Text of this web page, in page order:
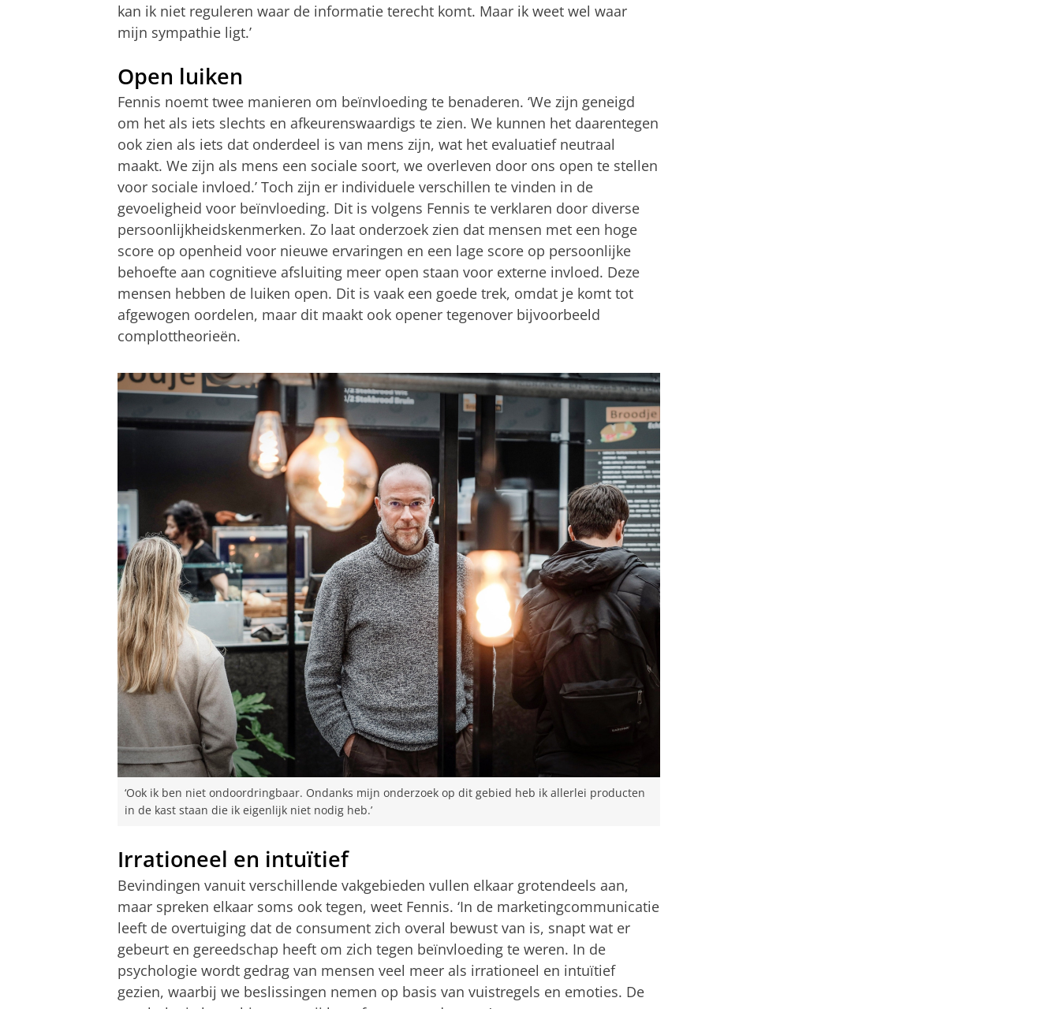
kan ik niet reguleren waar de informatie terecht komt. Maar ik weet wel waar
mijn sympathie ligt.’
Open luiken
Fennis noemt twee manieren om beïnvloeding te benaderen. ‘We zijn geneigd
om het als iets slechts en afkeurenswaardigs te zien. We kunnen het daarentegen
ook zien als iets dat onderdeel is van mens zijn, wat het evaluatief neutraal
maakt. We zijn als mens een sociale soort, we overleven door ons open te stellen
voor sociale invloed.’ Toch zijn er individuele verschillen te vinden in de
gevoeligheid voor beïnvloeding. Dit is volgens Fennis te verklaren door diverse
persoonlijkheidskenmerken. Zo laat onderzoek zien dat mensen met een hoge
score op openheid voor nieuwe ervaringen en een lage score op persoonlijke
behoefte aan cognitieve afsluiting meer open staan voor externe invloed. Deze
mensen hebben de luiken open. Dit is vaak een goede trek, omdat je komt tot
afgewogen oordelen, maar dit maakt ook opener tegenover bijvoorbeeld
complottheorieën.
‘Ook ik ben niet ondoordringbaar. Ondanks mijn onderzoek op dit gebied heb ik allerlei producten
in de kast staan die ik eigenlijk niet nodig heb.’
Irrationeel en intuïtief
Bevindingen vanuit verschillende vakgebieden vullen elkaar grotendeels aan,
maar spreken elkaar soms ook tegen, weet Fennis. ‘In de marketingcommunicatie
leeft de overtuiging dat de consument zich overal bewust van is, snapt wat er
gebeurt en gereedschap heeft om zich tegen beïnvloeding te weren. In de
psychologie wordt gedrag van mensen veel meer als irrationeel en intuïtief
gezien, waarbij we beslissingen nemen op basis van vuistregels en emoties. De